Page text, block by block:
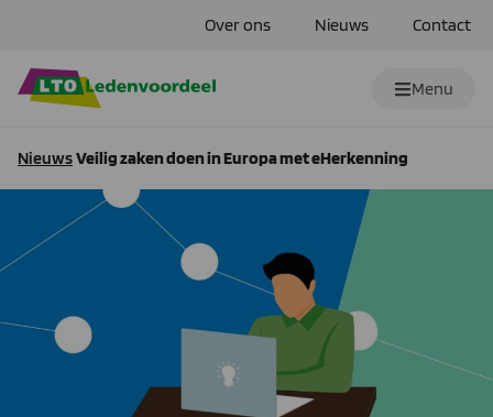
Over ons Nieuws Contact
Menu
NieuwsVeilig zaken doen in Europa met eHerkenning